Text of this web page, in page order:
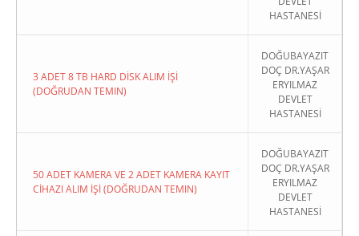
HASTANESİ
3 ADET 8 TB HARD DİSK ALIM İŞİ
(DOĞRUDAN TEMIN)
DOĞUBAYAZIT
DOÇ DR.YAŞAR
ERYILMAZ
DEVLET
HASTANESİ
50 ADET KAMERA VE 2 ADET KAMERA KAYIT
CİHAZI ALIM İŞİ (DOĞRUDAN TEMIN)
DOĞUBAYAZIT
DOÇ DR.YAŞAR
ERYILMAZ
DEVLET
HASTANESİ